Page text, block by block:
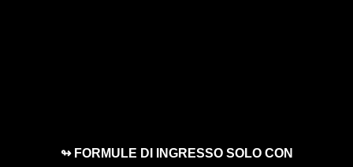
↬ FORMULE DI INGRESSO SOLO CON